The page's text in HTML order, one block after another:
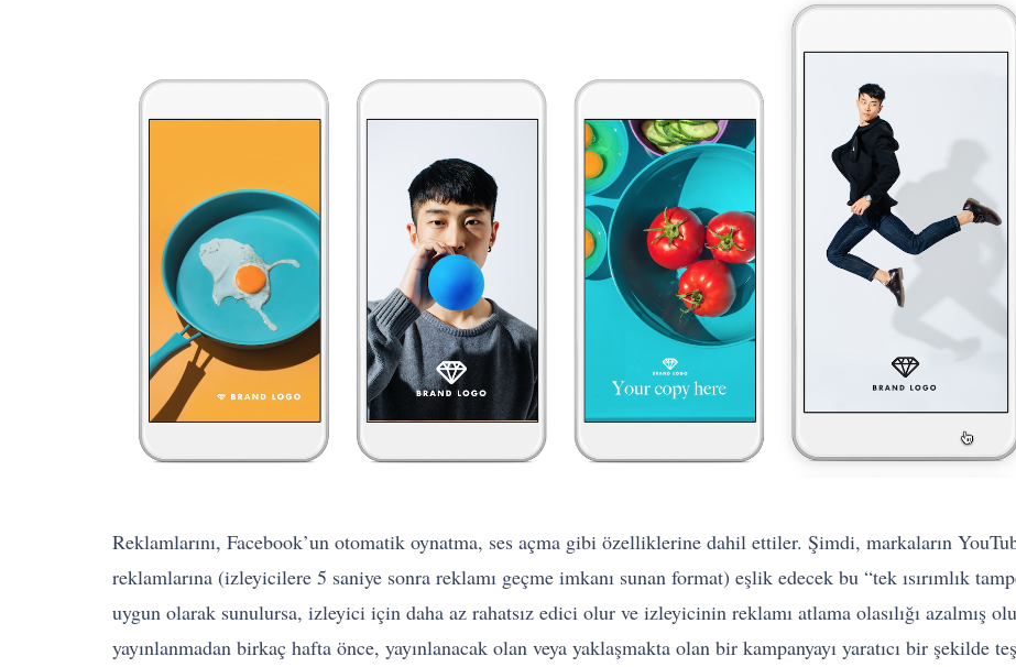
Reklamlarını, Facebook’un otomatik oynatma, ses açma gibi özelliklerine dahil ettiler. Şimdi, markaların
reklamlarına (izleyicilere 5 saniye sonra reklamı geçme imkanı sunan format) eşlik edecek bu “tek ısırımlık
uygun olarak sunulursa, izleyici için daha az rahatsız edici olur ve izleyicinin reklamı atlama olasılığı azalmış
yayınlanmadan birkaç hafta önce, yayınlanacak olan veya yaklaşmakta olan bir kampanyayı yaratıcı bir şekilde